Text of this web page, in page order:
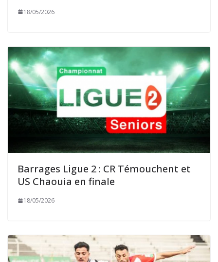
18/05/2026
Barrages Ligue 2 : CR Témouchent et
US Chaouia en finale
18/05/2026